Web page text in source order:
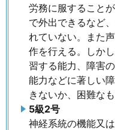
労務に服すること
で外出できるなど
れていない。また
作を行える。しか
習する能力、障害
能力などに著しい
きないか、困難なも
5級2号
神経系統の機能又